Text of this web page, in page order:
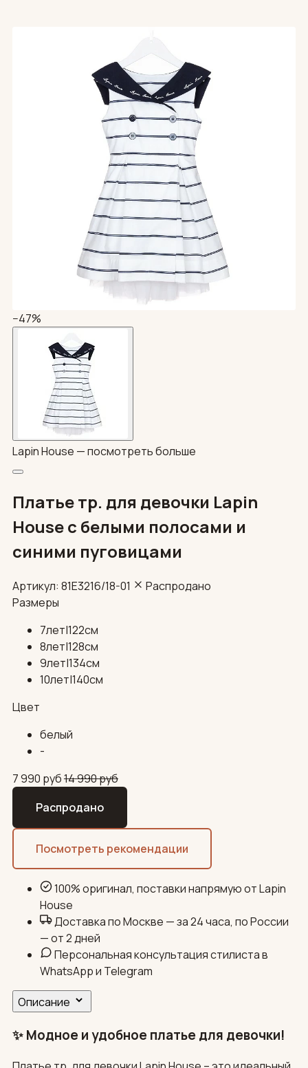
−47%
Lapin House —посмотреть больше
Платье тр. для девочки Lapin
House с белыми полосами и
синими пуговицами
Артикул: 81E3216/18-01
Распродано
Размеры
7лет|122см
8лет|128см
9лет|134см
10лет|140см
Цвет
белый
-
7 990 руб14 990руб
Распродано
Посмотреть рекомендации
100% оригинал, поставки напрямую от Lapin
House
Доставка по Москве — за 24 часа, по России
— от 2 дней
Персональная консультация стилиста в
WhatsApp и Telegram
Описание
✨ Модное и удобное платье для девочки!